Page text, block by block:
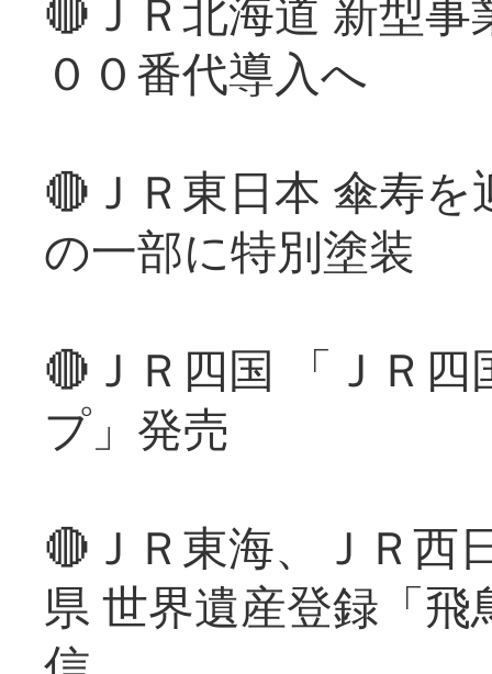
🔴ＪＲ北海道 新型
００番代導入へ
🔴ＪＲ東日本 傘寿
の一部に特別塗装
🔴ＪＲ四国 「ＪＲ
プ」発売
🔴ＪＲ東海、ＪＲ西
県 世界遺産登録「